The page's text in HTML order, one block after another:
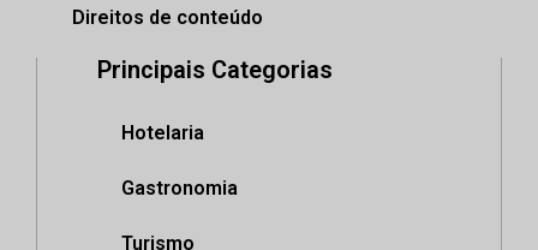
Direitos de conteúdo
Principais Categorias
Hotelaria
Gastronomia
Turismo